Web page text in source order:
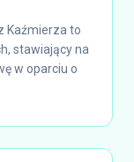
Kaźmierza to
stawiający na
w oparciu o